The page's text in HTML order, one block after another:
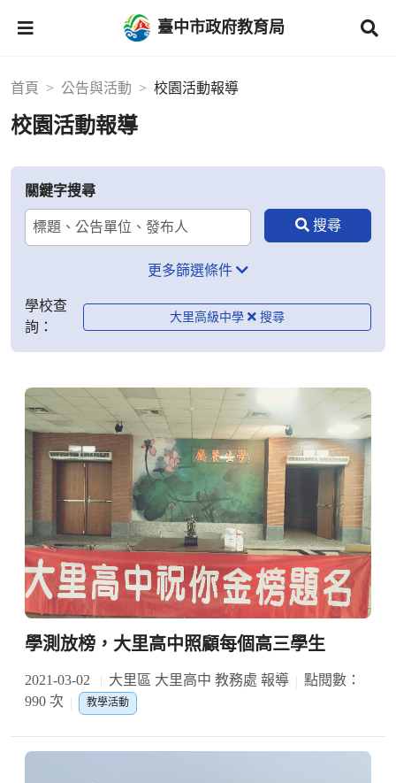
臺中市政府教育局
首頁 公告與活動 校園活動報導
校園活動報導
關鍵字搜尋
更多篩選條件
學校查
詢：
大里高級中學
學測放榜，大里高中照顧每個高三學生
2021-03-02 大里區 大里高中 教務處 報導
點閱數：
990 次
教學活動